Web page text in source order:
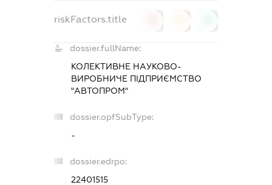
riskFactors.title
dossier.fullName:
КОЛЕКТИВНЕ НАУКОВО-
ВИРОБНИЧЕ ПІДПРИЄМСТВО
"АВТОПРОМ"
dossier.opfSubType:
-
dossier.edrpo:
22401515